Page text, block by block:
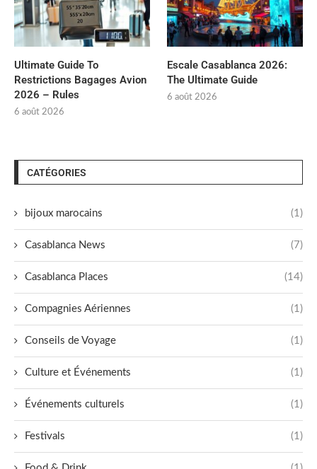
Ultimate Guide To
Restrictions Bagages Avion
2026 – Rules
6 août 2026
Escale Casablanca 2026:
The Ultimate Guide
6 août 2026
CATÉGORIES
bijoux marocains (1)
Casablanca News (7)
Casablanca Places (14)
Compagnies Aériennes (1)
Conseils de Voyage (1)
Culture et Événements (1)
Événements culturels (1)
Festivals (1)